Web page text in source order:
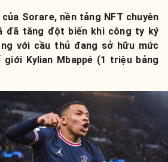
Sorare, nền tảng NFT chuyên
đã tăng đột biến khi công ty ký
với cầu thủ đang sở hữu mức
Kylian Mbappé (1 triệu bảng